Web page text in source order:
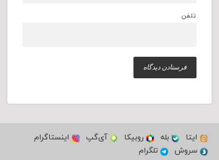
تلفن
ایتا بله روبیکا آی‌گپ
اینستاگرام
سروش
تلگرام